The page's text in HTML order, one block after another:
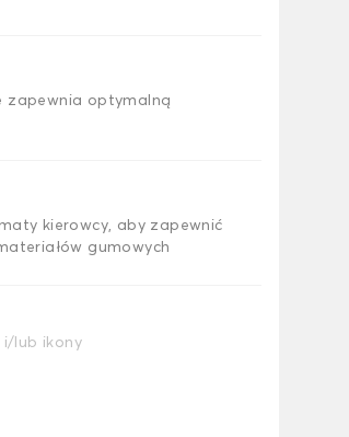
zapewnia optymalną
kierowcy, aby zapewnić
gumowych
lub ikony